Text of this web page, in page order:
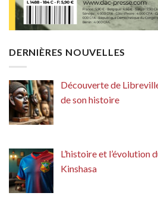
DERNIÈRES NOUVELLES
Découverte de
de son histoire
L’histoire et l’évolution
Kinshasa